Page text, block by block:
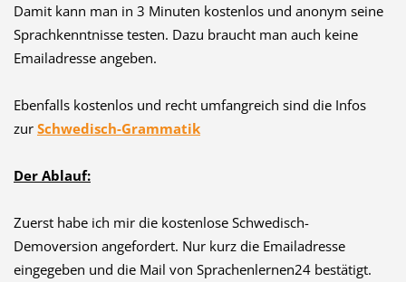
Damit kann man in 3 Minuten kostenlos und anonym seine
Sprachkenntnisse testen. Dazu braucht man auch keine
Emailadresse angeben.
Ebenfalls kostenlos und recht umfangreich sind die Infos
zur Schwedisch-Grammatik
Der Ablauf:
Zuerst habe ich mir die kostenlose Schwedisch-
Demoversion angefordert. Nur kurz die Emailadresse
eingegeben und die Mail von Sprachenlernen24 bestätigt.